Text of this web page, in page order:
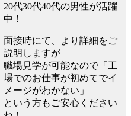
20代30代40代の男性が活躍
中！
面接時にて、より詳細をご
説明しますが
職場見学が可能なので「工
場でのお仕事が初めてでイ
メージがわかない」
という方もご安心ください